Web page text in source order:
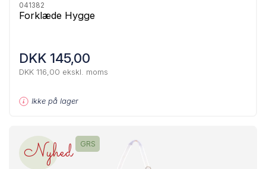
041382
Forklæde Hygge
DKK 145,00
DKK 116,00 ekskl. moms
Ikke på lager
Nyhed GRS